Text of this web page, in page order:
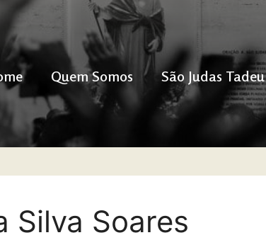
Quem Somos São Judas Tadeu
Silva Soares